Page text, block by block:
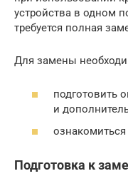
устройства в одном
требуется полная
Для замены
подготовить
и
Подготовка к